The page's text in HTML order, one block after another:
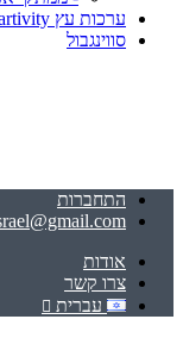
ערכות עץ Smartivity
סווינגבול
התחברות
אודות
צרו קשר
עברית